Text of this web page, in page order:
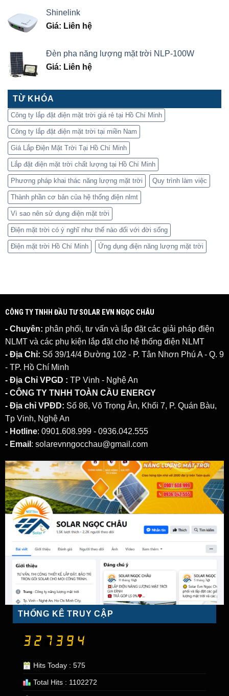
Shinelink
Giá: Liên hệ
Đèn pha năng lượng mặt trời NLP-100W
Giá: Liên hệ
TỪ KHÓA
Công ty lắp đặt điện mặt trời giá rẻ tại Hồ Chí Minh
Công ty lắp đặt điện mặt trời tại miền Nam
Giá Lắp Điện Mặt Trời Tại Hồ Chí Minh
Lắp đặt điện mặt trời chất lượng tại Hồ Chí Minh
Phương pháp khai thác năng lượng mặt trời Quy trình làm việc
Thành phần cơ bản của hệ thống điện nlmt
Vì sao nên sử dụng điện mặt trời
Điện mặt trời có ý nghĩ như thế nào đối với đời sống
Điện mặt trời Hồ Chí Minh Ứng dụng điện năng lượng mặt trời
CÔNG TY TNHH ĐẦU TƯ SOLAR EVN NGỌC CHÂU
- Chuyên: phân phối, tư vấn và lắp đặt các giải pháp điện
NLMT và các phụ kiện lắp đặt cho hệ thống điện NLMT
- Địa Chỉ: Số 39/14/4 Đường 102 - P. Tân Nhơn Phú A - Q. 9
- TP. Hồ Chí Minh
- Địa Chỉ VPGD : TP Vinh - Nghệ An
- CÔNG TY TNHH TOÀN CẦU ENERGY
- Địa chỉ VPĐD: Số 86, Võ Trọng Ân, Khối 7, P. Quán Bàu,
Tp Vinh, Nghệ An
- Hotline: 0901.608.999 - 0936.042.555
- Email : solarevnngocchau@gmail.com
THỐNG KÊ TRUY CẬP
Hits Today : 575
Total Hits : 1102272